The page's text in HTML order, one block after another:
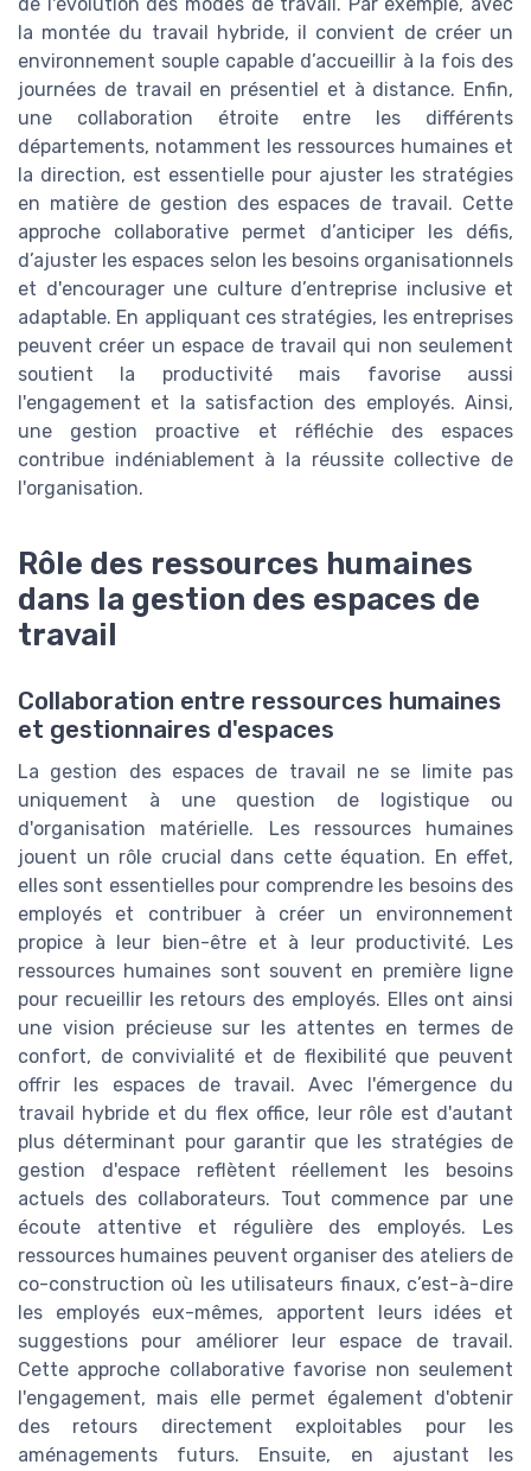
la montée du travail hybride, il convient de créer un
environnement souple capable d’accueillir à la fois des
journées de travail en présentiel et à distance. Enfin,
une collaboration étroite entre les différents
départements, notamment les ressources humaines et
la direction, est essentielle pour ajuster les stratégies
en matière de gestion des espaces de travail. Cette
approche collaborative permet d’anticiper les défis,
d’ajuster les espaces selon les besoins organisationnels
et d'encourager une culture d’entreprise inclusive et
adaptable. En appliquant ces stratégies, les entreprises
peuvent créer un espace de travail qui non seulement
soutient la productivité mais favorise aussi
l'engagement et la satisfaction des employés. Ainsi,
une gestion proactive et réfléchie des espaces
contribue indéniablement à la réussite collective de
l'organisation.
Rôle des ressources humaines
dans la gestion des espaces de
travail
Collaboration entre ressources humaines
et gestionnaires d'espaces
La gestion des espaces de travail ne se limite pas
uniquement à une question de logistique ou
d'organisation matérielle. Les ressources humaines
jouent un rôle crucial dans cette équation. En effet,
elles sont essentielles pour comprendre les besoins des
employés et contribuer à créer un environnement
propice à leur bien-être et à leur productivité. Les
ressources humaines sont souvent en première ligne
pour recueillir les retours des employés. Elles ont ainsi
une vision précieuse sur les attentes en termes de
confort, de convivialité et de flexibilité que peuvent
offrir les espaces de travail. Avec l'émergence du
travail hybride et du flex office, leur rôle est d'autant
plus déterminant pour garantir que les stratégies de
gestion d'espace reflètent réellement les besoins
actuels des collaborateurs. Tout commence par une
écoute attentive et régulière des employés. Les
ressources humaines peuvent organiser des ateliers de
co-construction où les utilisateurs finaux, c’est-à-dire
les employés eux-mêmes, apportent leurs idées et
suggestions pour améliorer leur espace de travail.
Cette approche collaborative favorise non seulement
l'engagement, mais elle permet également d'obtenir
des retours directement exploitables pour les
aménagements futurs. Ensuite, en ajustant les